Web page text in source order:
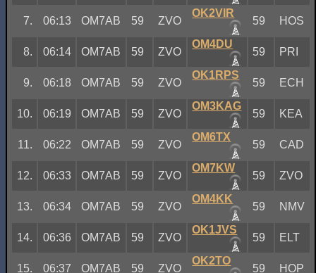
7. 06:13 OM7AB 59 ZVO
OK2VIR
59 HOS
8. 06:14 OM7AB 59 ZVO
OM4DU
59 PRI
9. 06:18 OM7AB 59 ZVO
OK1RPS
59 ECH
10. 06:19 OM7AB 59 ZVO
OM3KAG
59 KEA
11. 06:22 OM7AB 59 ZVO
OM6TX
59 CAD
12. 06:33 OM7AB 59 ZVO
OM7KW
59 ZVO
13. 06:34 OM7AB 59 ZVO
OM4KK
59 NMV
14. 06:36 OM7AB 59 ZVO
OK1JVS
59 ELT
15. 06:37 OM7AB 59 ZVO
OK2TO
59 HOP